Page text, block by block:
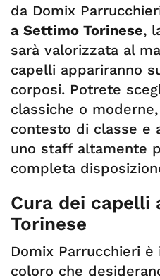
da Domix
a Settimo Torinese,
sarà valorizzata al
capelli appariranno
corposi. Potrete
classiche o
contesto di classe e
uno staff altamente
completa
Cura dei capelli
Torinese
Domix Parrucchieri
coloro che